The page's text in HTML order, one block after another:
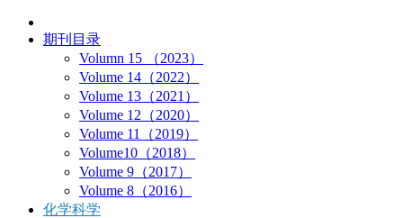
期刊目录
Volumn 15 （2023）
Volume 14（2022）
Volume 13（2021）
Volume 12（2020）
Volume 11（2019）
Volume10（2018）
Volume 9（2017）
Volume 8（2016）
化学科学